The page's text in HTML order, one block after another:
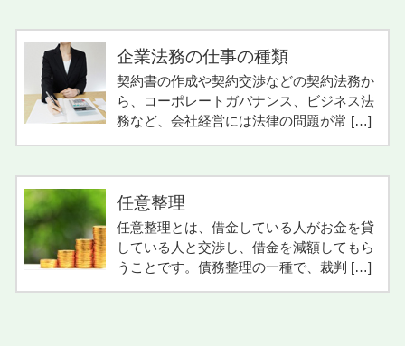
企業法務の仕事の種類
契約書の作成や契約交渉などの契約法務か
ら、コーポレートガバナンス、ビジネス法
務など、会社経営には法律の問題が常 […]
任意整理
任意整理とは、借金している人がお金を貸
している人と交渉し、借金を減額してもら
うことです。債務整理の一種で、裁判 […]